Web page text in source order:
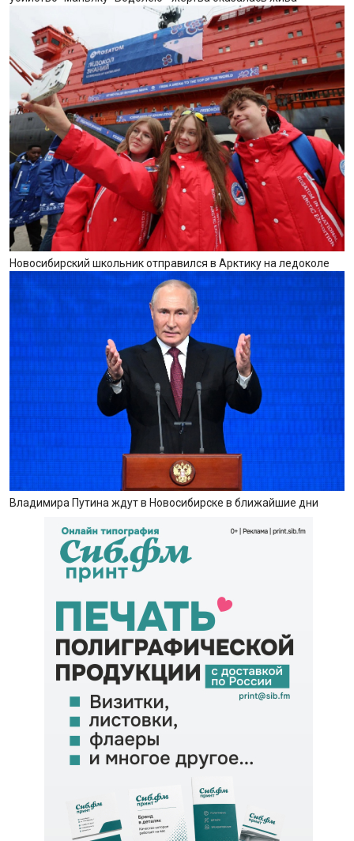
Новосибирский школьник отправился в Арктику на ледоколе
Владимира Путина ждут в Новосибирске в ближайшие дни